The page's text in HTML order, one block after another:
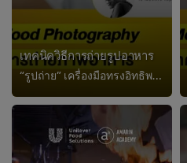
เทคนิควิธีการถ่ายรูปอาหาร
“รูปถ่าย” เครื่องมือทรงอิทธิพลต่อการทำการตลาดร้านอาหาร เรียนรู้ความสำคัญของการถ่ายรูปสำหรับธุรกิจอาหาร ไอเดียในการถ่ายรูปสินค้า...